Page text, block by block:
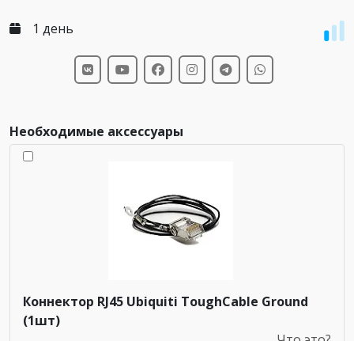
1 день
Необходимые аксессуары
Коннектор RJ45 Ubiquiti ToughCable Ground
(1шт)